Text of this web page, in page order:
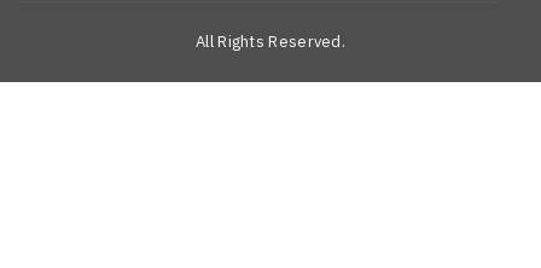
All Rights Reserved.